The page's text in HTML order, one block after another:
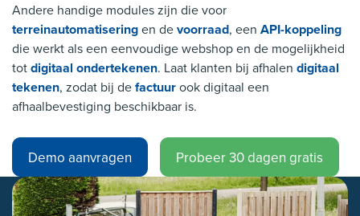
Andere handige modules zijn die voor
terreinautomatiseringen devoorraad, een API-koppeling
die werkt als een eenvoudige webshop en de mogelijkheid
totdigitaal ondertekenen. Laat klanten bij afhalen digitaal
tekenen, zodat bij defactuurook digitaal een
afhaalbevestiging beschikbaar is.
Demo aanvragen Probeer 30 dagen gratis